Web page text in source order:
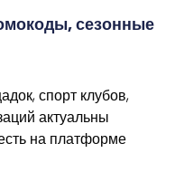
сезонные
спорт клубов,
актуальны
на платформе